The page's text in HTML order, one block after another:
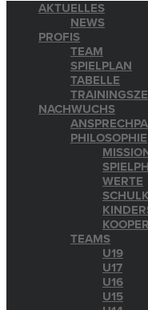
AKTUELLES
NEWS
PROFIS
TEAM
SPIELPLAN
TABELLE
NACHWUCHS
PHILOSOPHIE
WERTE
TEAMS
U19
U17
U16
U15